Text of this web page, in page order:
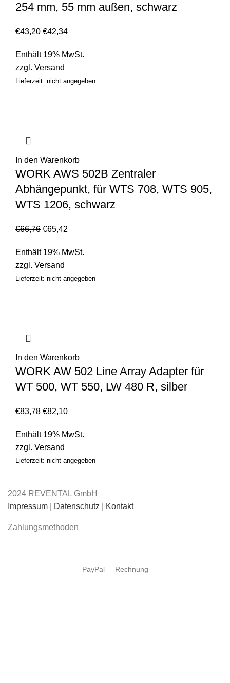
254 mm, 55 mm außen, schwarz
€43,20 €42,34
Enthält 19% MwSt.
zzgl. Versand
Lieferzeit: nicht angegeben
In den Warenkorb
WORK AWS 502B Zentraler
Abhängepunkt, für WTS 708, WTS 905,
WTS 1206, schwarz
€66,76 €65,42
Enthält 19% MwSt.
zzgl. Versand
Lieferzeit: nicht angegeben
In den Warenkorb
WORK AW 502 Line Array Adapter für
WT 500, WT 550, LW 480 R, silber
€83,78 €82,10
Enthält 19% MwSt.
zzgl. Versand
Lieferzeit: nicht angegeben
2024 REVENTAL GmbH
Impressum
Datenschutz Kontakt
Zahlungsmethoden
PayPal Rechnung